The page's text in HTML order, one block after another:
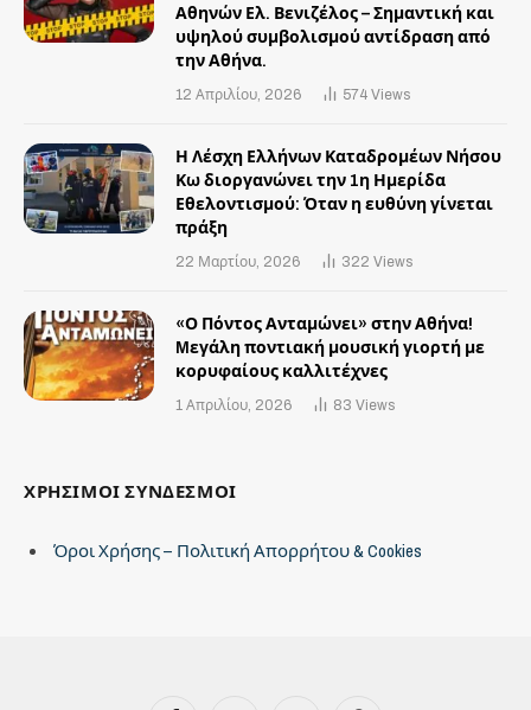
Αθηνών Ελ. Βενιζέλος – Σημαντική και
υψηλού συμβολισμού αντίδραση από
την Αθήνα.
12 Απριλίου, 2026 574 Views
Η Λέσχη Ελλήνων Καταδρομέων Νήσου
Κω διοργανώνει την 1η Ημερίδα
Εθελοντισμού: Όταν η ευθύνη γίνεται
πράξη
22 Μαρτίου, 2026 322 Views
«Ο Πόντος Ανταμώνει» στην Αθήνα!
Mεγάλη ποντιακή μουσική γιορτή με
κορυφαίους καλλιτέχνες
1 Απριλίου, 2026 83 Views
ΧΡΗΣΙΜΟΙ ΣΥΝΔΕΣΜΟΙ
Όροι Χρήσης – Πολιτική Απορρήτου & Cookies